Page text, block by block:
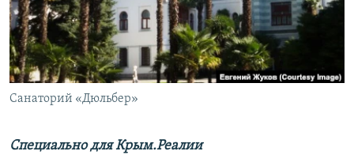
ПОБЕДИТЕЛЕЙ НЕ СУДЯТ?
КРЫМ.НЕПОКОРЕННЫЙ
ELIFBE
УКРАИНСКАЯ ПРОБЛЕМА КРЫМА
ПРИСОЕДИНЯЙТЕСЬ!
Санаторий «Дюльбер»
Специально для Крым.Реалии